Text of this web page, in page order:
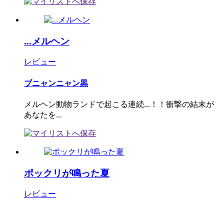
...メルヘン
レビュー
ブニャンニャン黒
メルヘン動物ランドで起こる連続...！！衝撃の結末が
あなたを...
ポックリが鳴った夏
レビュー